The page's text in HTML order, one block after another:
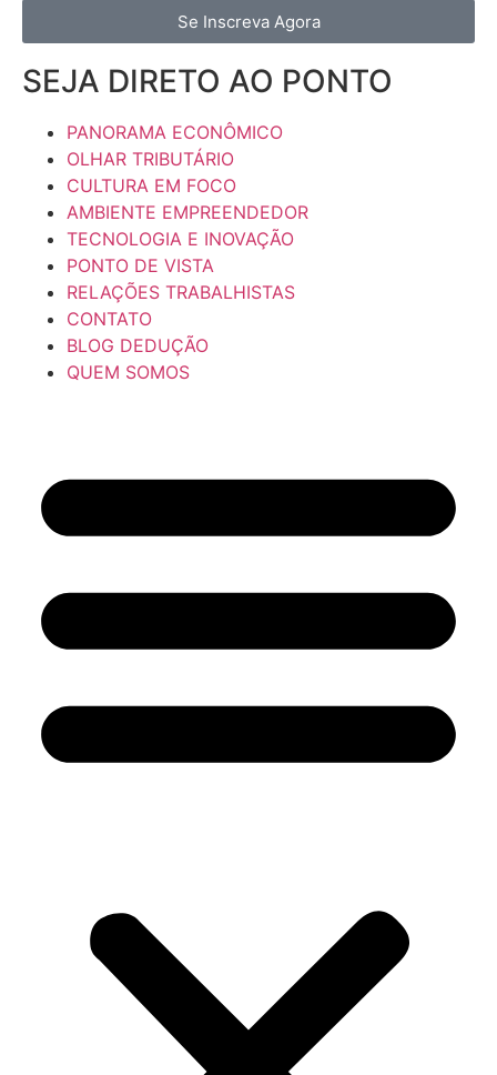
Se Inscreva Agora
SEJA DIRETO AO PONTO
PANORAMA ECONÔMICO
OLHAR TRIBUTÁRIO
CULTURA EM FOCO
AMBIENTE EMPREENDEDOR
TECNOLOGIA E INOVAÇÃO
PONTO DE VISTA
RELAÇÕES TRABALHISTAS
CONTATO
BLOG DEDUÇÃO
QUEM SOMOS